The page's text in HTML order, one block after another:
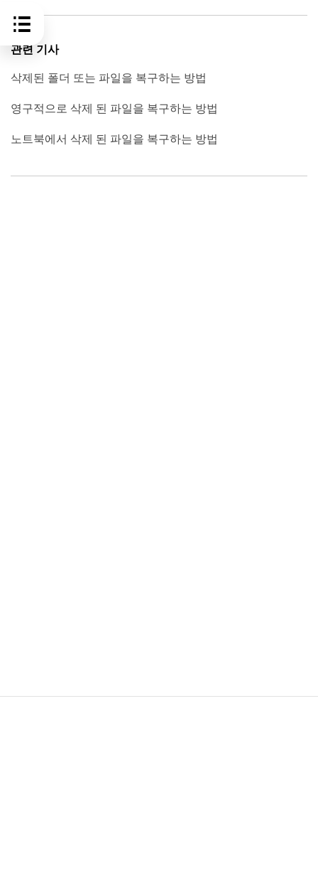
관련 기사
삭제된 폴더 또는 파일을 복구하는 방법
영구적으로 삭제 된 파일을 복구하는 방법
노트북에서 삭제 된 파일을 복구하는 방법